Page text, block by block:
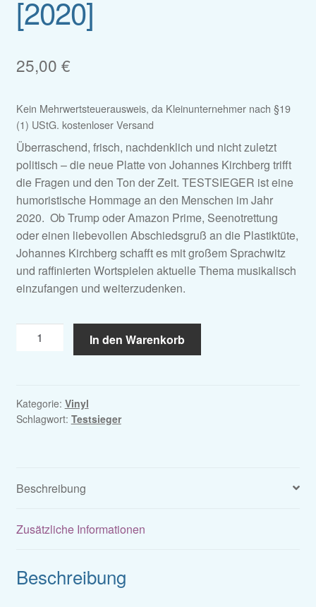
[2020]
25,00 €
Kein Mehrwertsteuerausweis, da Kleinunternehmer nach §19
(1) UStG. kostenloser Versand
Überraschend, frisch, nachdenklich und nicht zuletzt
politisch – die neue Platte von Johannes Kirchberg trifft
die Fragen und den Ton der Zeit. TESTSIEGER ist eine
humoristische Hommage an den Menschen im Jahr
2020. Ob Trump oder Amazon Prime, Seenotrettung
oder einen liebevollen Abschiedsgruß an die Plastiktüte,
Johannes Kirchberg schafft es mit großem Sprachwitz
und raffinierten Wortspielen aktuelle Thema musikalisch
einzufangen und weiterzudenken.
Doppel-
Kirchberg
-
Besteck"
Menge
In den Warenkorb
Kategorie: Vinyl
Schlagwort: Testsieger
Beschreibung
Zusätzliche Informationen
Beschreibung